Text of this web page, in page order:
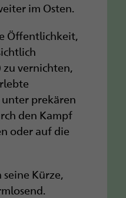
im Osten.
Öffentlichkeit,
zu vernichten,
prekären
den Kampf
oder auf die
Kürze,